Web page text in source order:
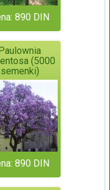
890 DIN
(5000
semenki)
890 DIN